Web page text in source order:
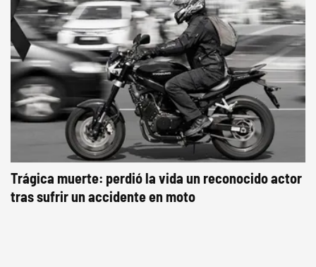
Trágica muerte: perdió la vida un reconocido actor
tras sufrir un accidente en moto